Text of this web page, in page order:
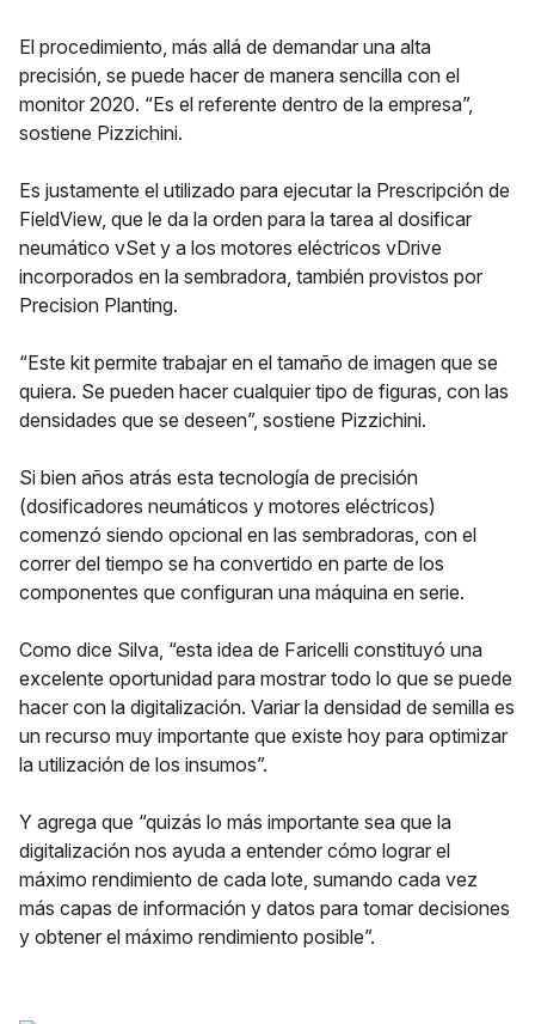
El procedimiento, más allá de demandar una alta
precisión, se puede hacer de manera sencilla con el
monitor 2020. “Es el referente dentro de la empresa”,
sostiene Pizzichini.
Es justamente el utilizado para ejecutar la Prescripción de
FieldView, que le da la orden para la tarea al dosificar
neumático vSet y a los motores eléctricos vDrive
incorporados en la sembradora, también provistos por
Precision Planting.
“Este kit permite trabajar en el tamaño de imagen que se
quiera. Se pueden hacer cualquier tipo de figuras, con las
densidades que se deseen”, sostiene Pizzichini.
Si bien años atrás esta tecnología de precisión
(dosificadores neumáticos y motores eléctricos)
comenzó siendo opcional en las sembradoras, con el
correr del tiempo se ha convertido en parte de los
componentes que configuran una máquina en serie.
Como dice Silva, “esta idea de Faricelli constituyó una
excelente oportunidad para mostrar todo lo que se puede
hacer con la digitalización. Variar la densidad de semilla es
un recurso muy importante que existe hoy para optimizar
la utilización de los insumos”.
Y agrega que “quizás lo más importante sea que la
digitalización nos ayuda a entender cómo lograr el
máximo rendimiento de cada lote, sumando cada vez
más capas de información y datos para tomar decisiones
y obtener el máximo rendimiento posible”.